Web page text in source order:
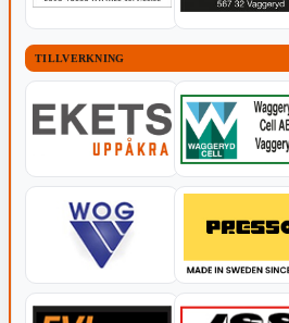
TILLVERKNING